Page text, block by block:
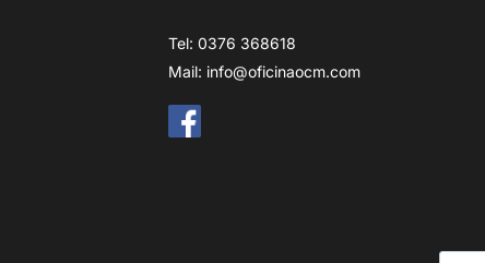
Tel: 0376 368618
Mail: info@oficinaocm.com